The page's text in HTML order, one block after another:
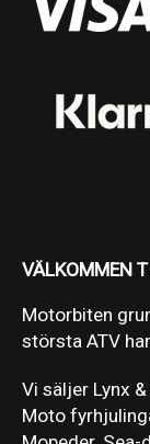
VÄLKOMMEN
Motorbiten
största ATV
Vi säljer Lynx
Moto